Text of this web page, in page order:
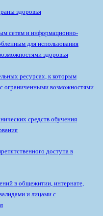
здоровья
сетям и информационно-
для использования
здоровья
ресурсах, к которым
ограниченными возможностями
средств обучения
доступа в
в общежитии, интернате,
и лицами с